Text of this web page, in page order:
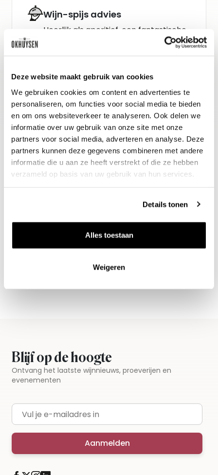
Deze website maakt gebruik van cookies
We gebruiken cookies om content en advertenties te
personaliseren, om functies voor social media te bieden
en om ons websiteverkeer te analyseren. Ook delen we
informatie over uw gebruik van onze site met onze
partners voor social media, adverteren en analyse. Deze
partners kunnen deze gegevens combineren met andere
informatie die u aan ze heeft verstrekt of die ze hebben
verzameld op basis van uw gebruik van hun services.
Details tonen
Alles toestaan
Weigeren
Wijn-spijs advies
Heerlijk als aperitief, een fantastische
en klassieke combinatie met een
geitenkaas. Ook lekker met oesters,
Hollandse garnaaltjes of andere lichte
visgerechten.
Nieuws & inspiratie in Vineé Vineuse
Alle wijnen direct van de wijnboer
Vandaag voor 12.00 uur besteld, morgen in huis
Blijf op de hoogte
Ontvang het laatste wijnnieuws, proeverijen en
evenementen
E-mailadres
Aanmelden